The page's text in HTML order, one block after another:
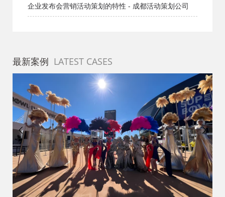
企业发布会营销活动策划的特性 - 成都活动策划公司
最新案例 LATEST CASES